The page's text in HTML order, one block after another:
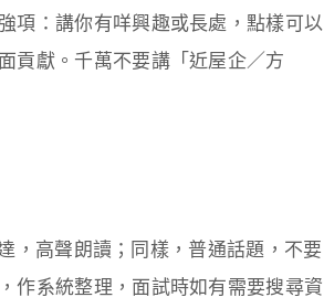
項：講你有咩興趣或長處，點樣可以
貢獻。千萬不要講「近屋企／方
高聲朗讀；同樣，普通話題，不要
作系統整理，面試時如有需要搜尋資